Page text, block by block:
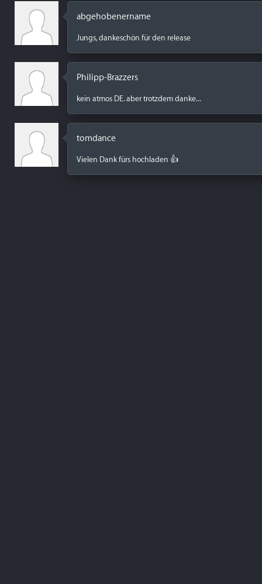
abgehobenername
Jungs, dankeschön für den release
Philipp-Brazzers
kein atmos DE. aber trotzdem danke...
tomdance
Vielen Dank fürs hochladen 👍